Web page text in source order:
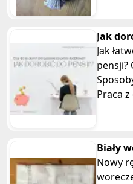
Jak
Jak
pensji?
Praca
Biały
Nowy